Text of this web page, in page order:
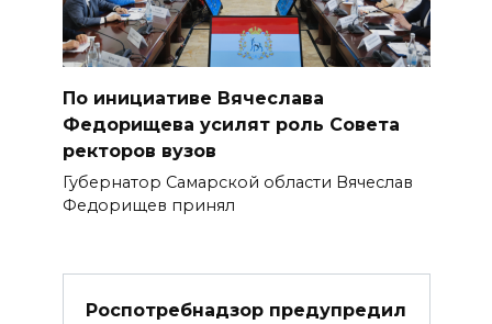
По инициативе Вячеслава
Федорищева усилят роль Совета
ректоров вузов
Губернатор Самарской области Вячеслав
Федорищев принял
Роспотребнадзор предупредил